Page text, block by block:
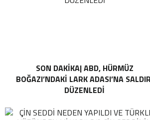
SON DAKİKA| ABD, HÜRMÜZ
BOĞAZI’NDAKI LARK ADASI’NA
DÜZENLEDI